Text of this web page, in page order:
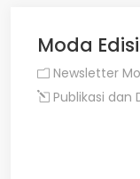
Moda
Newsletter
Publikasi dan